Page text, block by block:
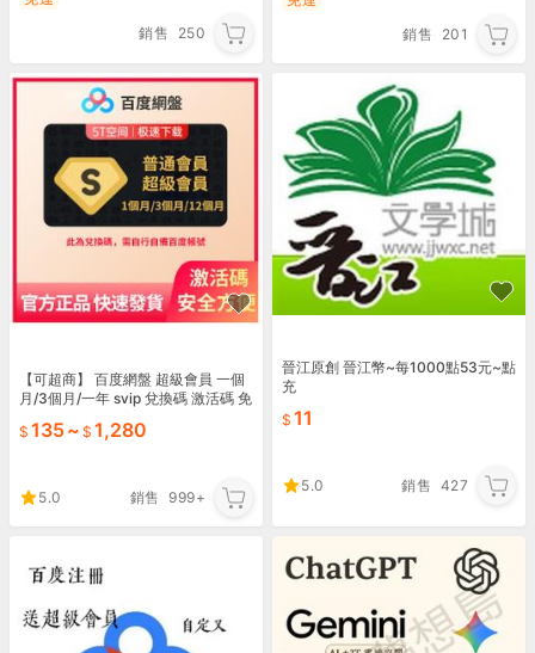
銷售
250
銷售
201
【可超商】 百度網盤 超級會員 一個
月/3個月/一年 svip 兌換碼 激活碼 免
135~ 1,280
5.0 銷售 999+
晉江原創 晉江幣~每1000點53元~點
充
11
5.0 銷售 427